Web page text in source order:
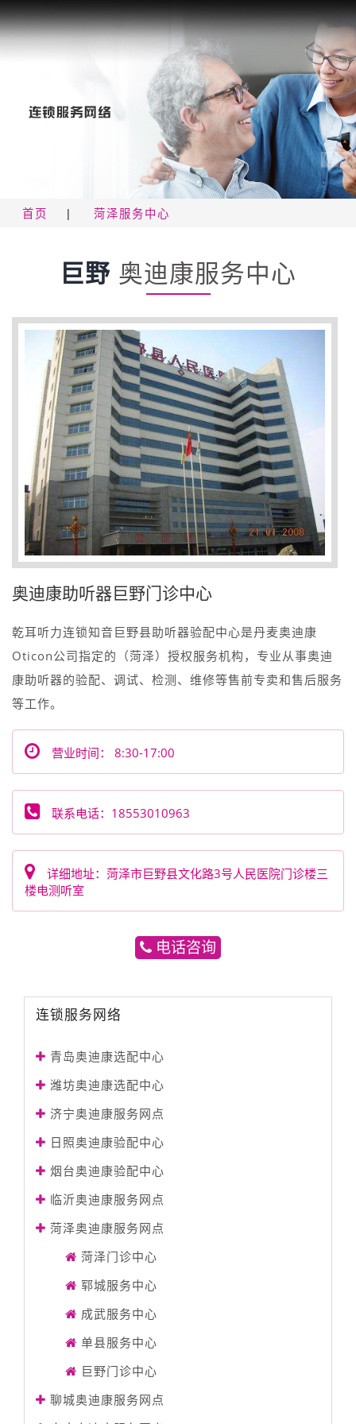
首页 | 菏泽服务中心
巨野 奥迪康服务中心
奥迪康助听器巨野门诊中心
乾耳听力连锁知音巨野县助听器验配中心是丹麦奥迪康
Oticon公司指定的（菏泽）授权服务机构，专业从事奥迪
康助听器的验配、调试、检测、维修等售前专卖和售后服务
等工作。
营业时间： 8:30-17:00
联系电话：18553010963
详细地址：菏泽市巨野县文化路3号人民医院门诊楼三
楼电测听室
电话咨询
连锁服务网络
青岛奥迪康选配中心
潍坊奥迪康选配中心
济宁奥迪康服务网点
日照奥迪康验配中心
烟台奥迪康验配中心
临沂奥迪康服务网点
菏泽奥迪康服务网点
菏泽门诊中心
郓城服务中心
成武服务中心
单县服务中心
巨野门诊中心
聊城奥迪康服务网点